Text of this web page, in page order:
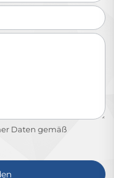
Daten gemäß